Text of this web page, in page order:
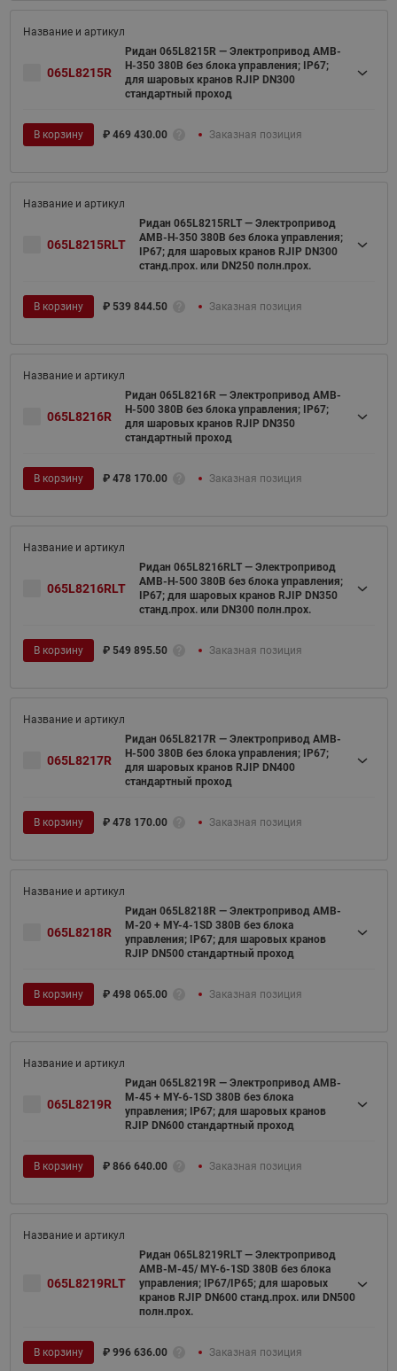
065L8215R
Ридан 065L8215R — Электропривод AMB-
H-350 380В без блока управления; IP67;
для шаровых кранов RJIP DN300
стандартный проход
В корзину ₽ 469 430.00 Заказная позиция
065L8215RLT
Ридан 065L8215RLT — Электропривод
AMB-H-350 380В без блока управления;
IP67; для шаровых кранов RJIP DN300
станд.прох. или DN250 полн.прох.
В корзину ₽ 539 844.50 Заказная позиция
065L8216R
Ридан 065L8216R — Электропривод AMB-
H-500 380В без блока управления; IP67;
для шаровых кранов RJIP DN350
стандартный проход
В корзину ₽ 478 170.00 Заказная позиция
065L8216RLT
Ридан 065L8216RLT — Электропривод
AMB-H-500 380В без блока управления;
IP67; для шаровых кранов RJIP DN350
станд.прох. или DN300 полн.прох.
В корзину ₽ 549 895.50 Заказная позиция
065L8217R
Ридан 065L8217R — Электропривод AMB-
H-500 380В без блока управления; IP67;
для шаровых кранов RJIP DN400
стандартный проход
В корзину ₽ 478 170.00 Заказная позиция
065L8218R
Ридан 065L8218R — Электропривод AMB-
M-20 + MY-4-1SD 380В без блока
управления; IP67; для шаровых кранов
RJIP DN500 стандартный проход
В корзину ₽ 498 065.00 Заказная позиция
065L8219R
Ридан 065L8219R — Электропривод AMB-
M-45 + MY-6-1SD 380В без блока
управления; IP67; для шаровых кранов
RJIP DN600 стандартный проход
В корзину ₽ 866 640.00 Заказная позиция
065L8219RLT
Ридан 065L8219RLT — Электропривод
AMB-M-45/ MY-6-1SD 380В без блока
управления; IP67/IP65; для шаровых
кранов RJIP DN600 станд.прох. или DN500
полн.прох.
В корзину ₽ 996 636.00 Заказная позиция